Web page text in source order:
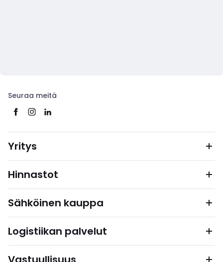
Seuraa meitä
Yritys
Hinnastot
Sähköinen kauppa
Logistiikan palvelut